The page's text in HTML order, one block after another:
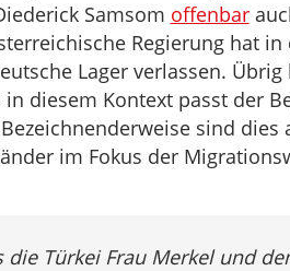
Samsom offenbar
Regierung hat in
Lager verlassen. Übrig
diesem Kontext passt der
sind dies
im Fokus der
Türkei Frau Merkel und